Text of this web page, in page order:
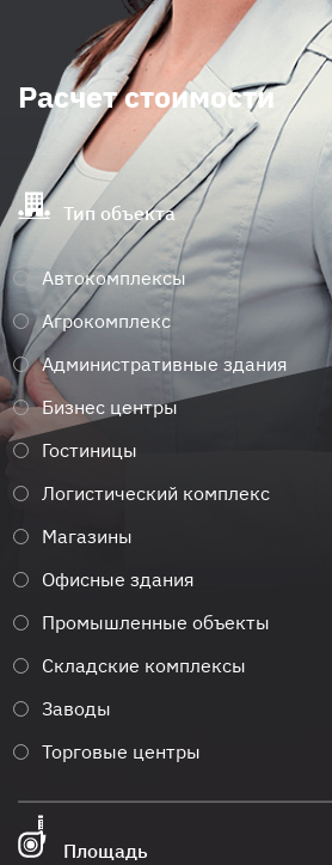
Расчет стоимости
Тип объекта
Автокомплексы
Агрокомплекс
Административные здания
Бизнес центры
Гостиницы
Логистический комплекс
Магазины
Офисные здания
Промышленные объекты
Складские комплексы
Заводы
Торговые центры
Площадь